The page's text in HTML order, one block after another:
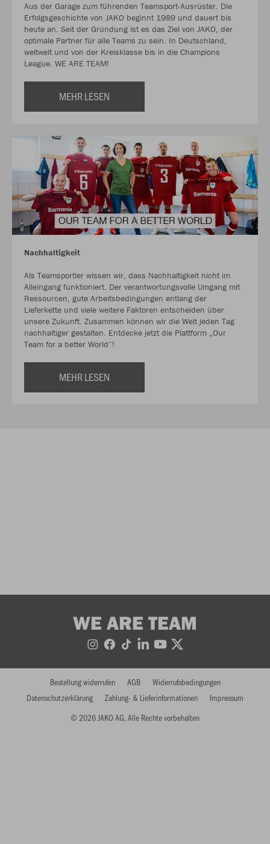
Aus der Garage zum führenden Teamsport-Ausrüster. Die
Erfolgsgeschichte von JAKO beginnt 1989 und dauert bis
heute an. Seit der Gründung ist es das Ziel von JAKO, der
optimale Partner für alle Teams zu sein. In Deutschland,
weltweit und von der Kreisklasse bis in die Champions
League. WE ARE TEAM!
MEHR LESEN
Nachhaltigkeit
Als Teamsportler wissen wir, dass Nachhaltigkeit nicht im
Alleingang funktioniert. Der verantwortungsvolle Umgang mit
Ressourcen, gute Arbeitsbedingungen entlang der
Lieferkette und viele weitere Faktoren entscheiden über
unsere Zukunft. Zusammen können wir die Welt jeden Tag
nachhaltiger gestalten. Entdecke jetzt die Plattform „Our
Team for a better World“!
MEHR LESEN
WE ARE TEAM
© 2026 JAKO AG, Alle Rechte vorbehalten
Bestellung widerrufen AGB
Widerrufsbedingungen
Datenschutzerklärung
Zahlung- & Lieferinformationen Impressum